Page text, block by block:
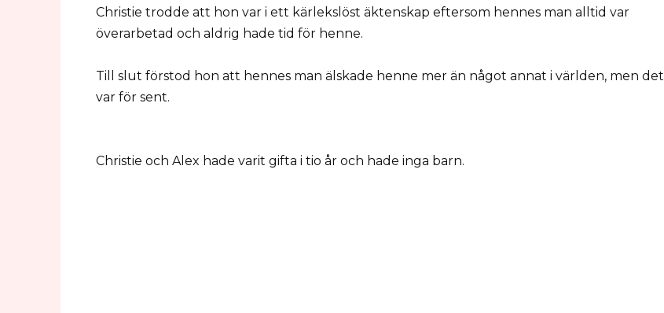
Christie trodde att hon var i ett kärlekslöst äktenskap eftersom hennes man alltid var
överarbetad och aldrig hade tid för henne.
Till slut förstod hon att hennes man älskade henne mer än något annat i världen, men det
var för sent.
Christie och Alex hade varit gifta i tio år och hade inga barn.